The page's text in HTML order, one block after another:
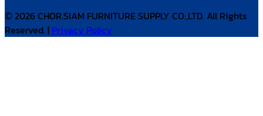
© 2026 CHOR.SIAM FURNITURE SUPPLY CO.,LTD. All Rights
Reserved. | Privacy Policy